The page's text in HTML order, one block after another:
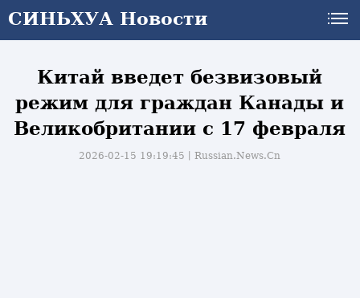
СИНЬХУА Новости
СИНЬХУА Новости
Китай введет безвизовый
режим для граждан Канады и
Великобритании с 17 февраля
2026-02-15 19:19:45丨Russian.News.Cn